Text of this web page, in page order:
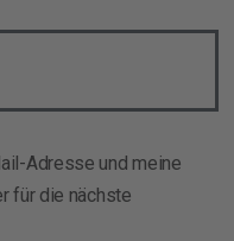
Adresse und meine
für die nächste